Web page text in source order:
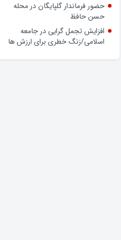
حضور فرماندار گلپایگان در محله
حسن حافظ
افزایش تجمل گرایی در جامعه
اسلامی/زنگ خطری برای ارزش ها